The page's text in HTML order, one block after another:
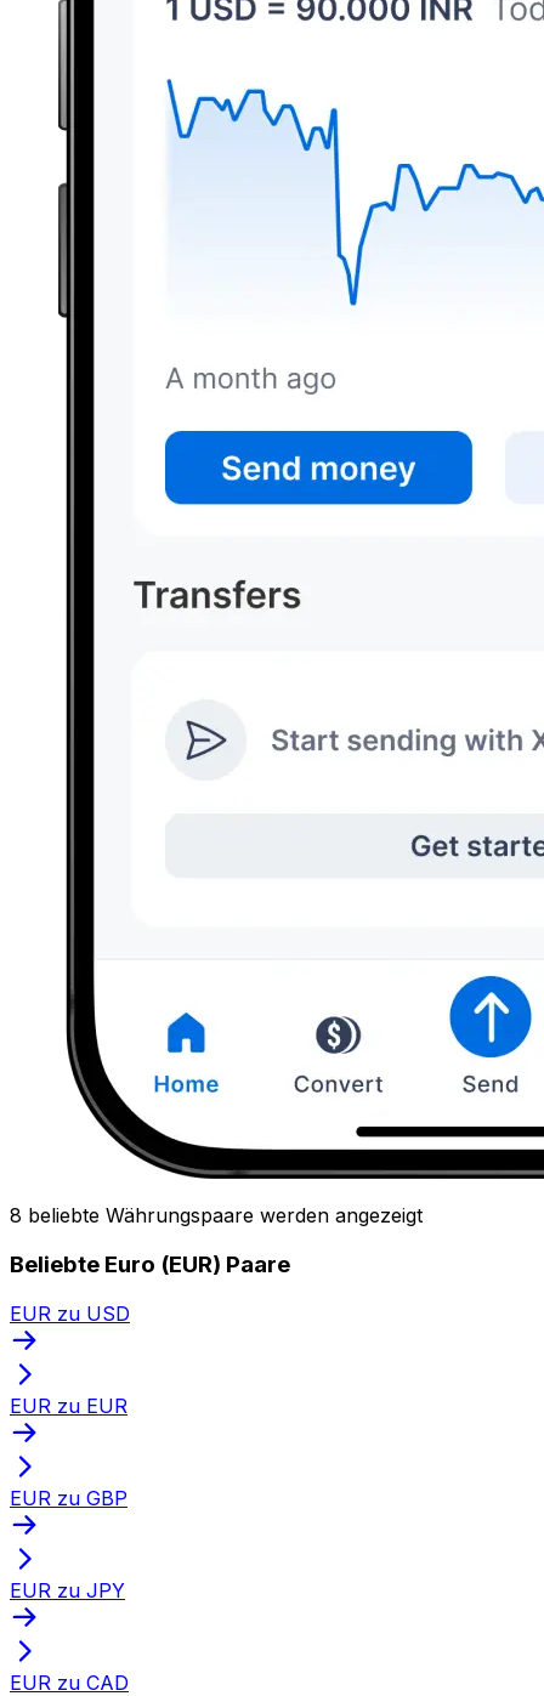
8 beliebte Währungspaare werden angezeigt
Beliebte Euro (EUR) Paare
EUR zu USD
EUR zu EUR
EUR zu GBP
EUR zu JPY
EUR zu CAD